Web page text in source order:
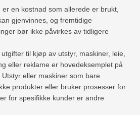
en kostnad som allerede er brukt,
gjenvinnes, og fremtidige
bør ikke påvirkes av tidligere
til kjøp av utstyr, maskiner, leie,
eller reklame er hovedeksemplet på
eller maskiner som bare
produkter eller bruker prosesser for
for spesifikke kunder er andre